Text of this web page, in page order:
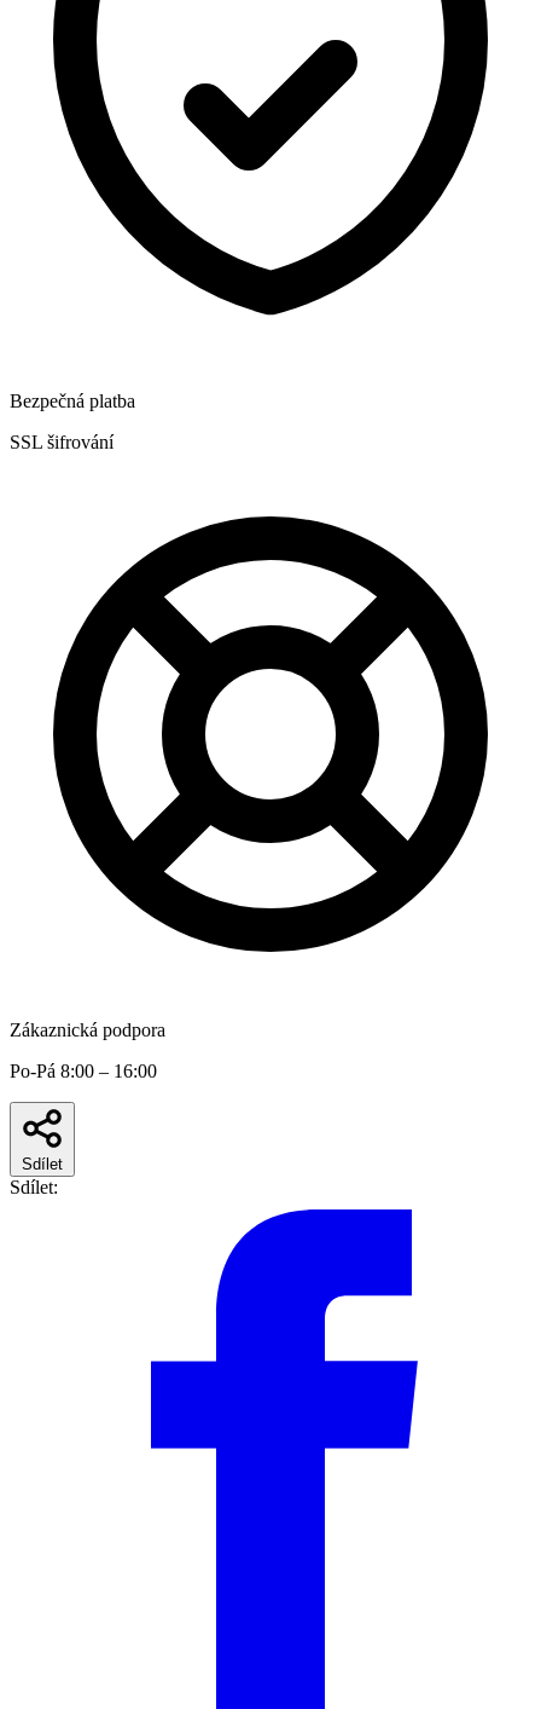
Bezpečná platba
SSL šifrování
Zákaznická podpora
Po-Pá 8:00 – 16:00
Sdílet
Sdílet: